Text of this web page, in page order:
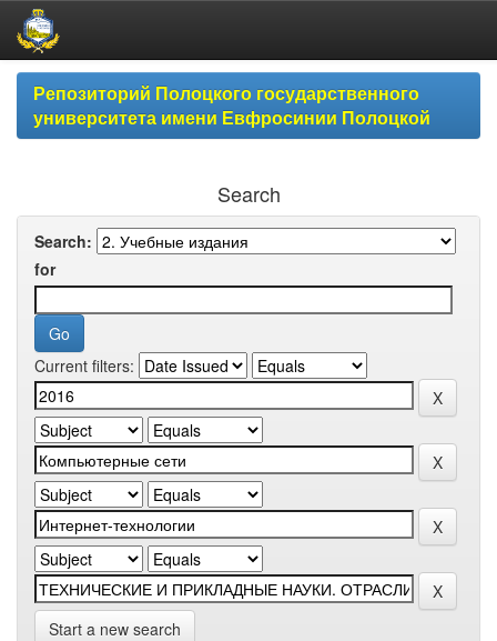
Skip
navigationРепозиторий Полоцкого государственного
университета имени Евфросинии Полоцкой
Search
Search:
for
Current filters:
Start a new search